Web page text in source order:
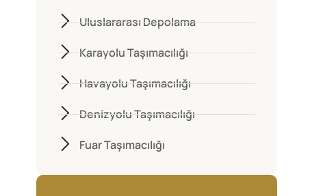
Uluslararası Depolama
Karayolu Taşımacılığı
Havayolu Taşımacılığı
Denizyolu Taşımacılığı
Fuar Taşımacılığı